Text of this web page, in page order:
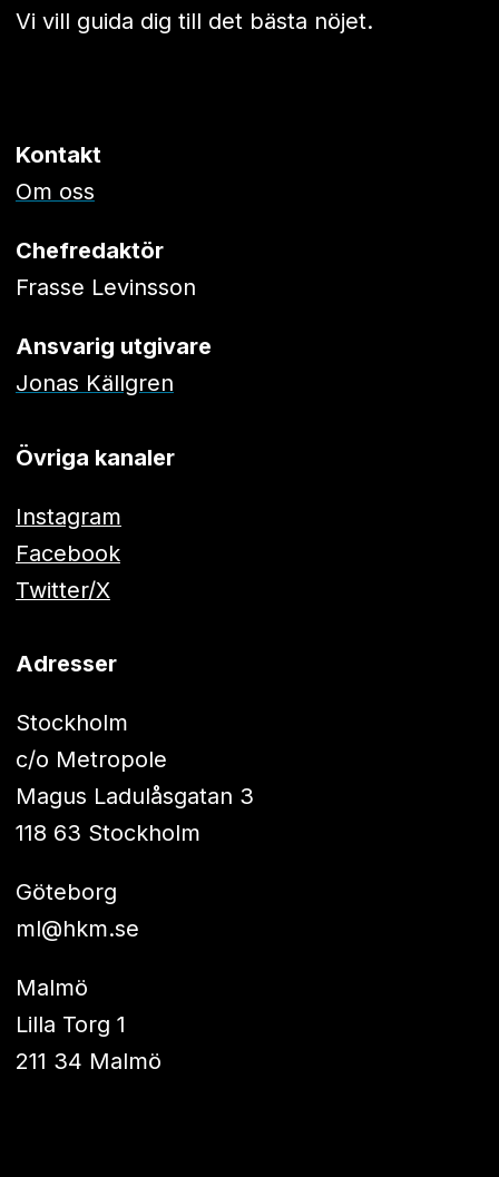
Vi vill guida dig till det bästa nöjet.
Kontakt
Om oss
Chefredaktör
Frasse Levinsson
Ansvarig utgivare
Jonas Källgren
Övriga kanaler
Instagram
Facebook
Twitter/X
Adresser
Stockholm
c/o Metropole
Magus Ladulåsgatan 3
118 63 Stockholm
Göteborg
ml@hkm.se
Malmö
Lilla Torg 1
211 34 Malmö